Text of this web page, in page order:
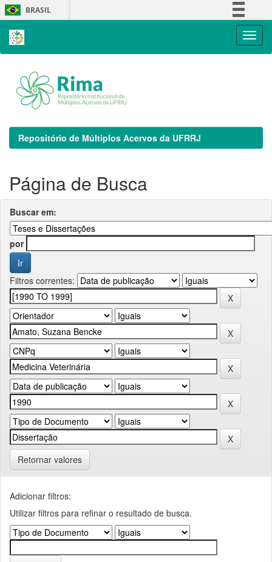
Skip
navigation
BRASIL
Repositório de Múltiplos Acervos da UFRRJ
Página de Busca
Buscar em:
por
Filtros correntes:
Retornar valores
Adicionar filtros:
Utilizar filtros para refinar o resultado de busca.